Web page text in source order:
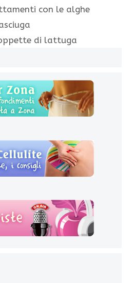
con le alghe
di lattuga